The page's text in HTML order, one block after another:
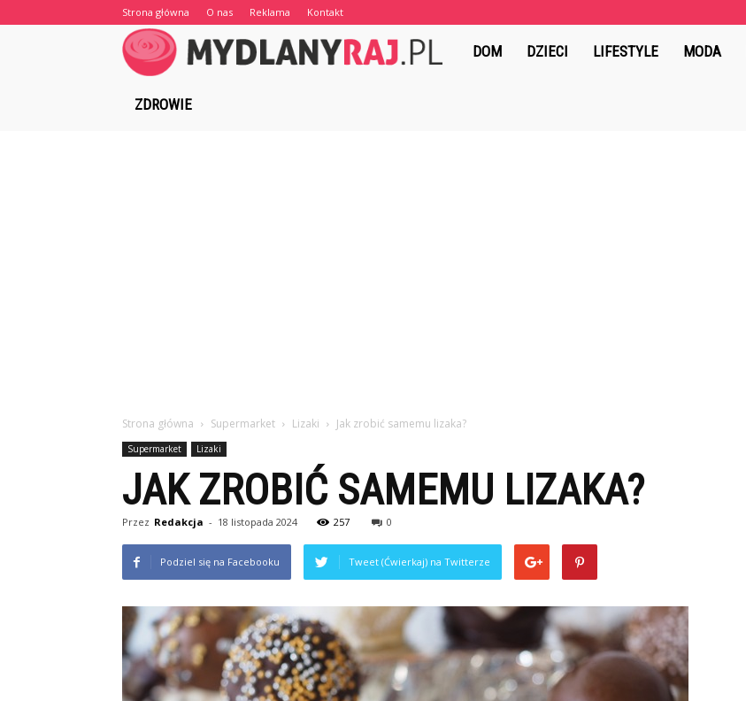
Strona główna O nas Reklama Kontakt
MydlanyRaj.pl
DOM DZIECI LIFESTYLE MODA
ZDROWIE
Strona główna Supermarket Lizaki Jak zrobić samemu lizaka?
Supermarket Lizaki
JAK ZROBIĆ SAMEMU LIZAKA?
Przez Redakcja - 18 listopada 2024 257 0
Podziel się na Facebooku Tweet (Ćwierkaj) na Twitterze